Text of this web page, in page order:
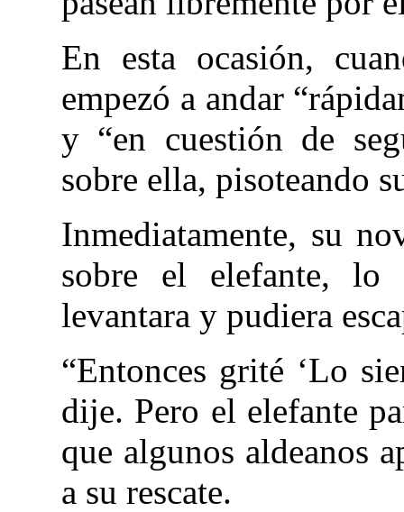
En esta ocasión,
empezó a andar
y “en cuestión de
sobre ella, pisoteando
Inmediatamente, su
sobre el elefante,
levantara y pudiera
“Entonces grité ‘Lo
dije. Pero el elefante
que algunos aldeanos
a su rescate.